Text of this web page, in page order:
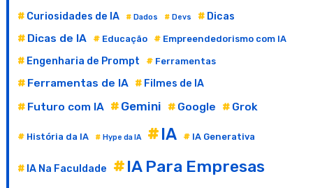
Curiosidades de IA Dados Devs Dicas
Dicas de IA Educação Empreendedorismo com IA
Engenharia de Prompt Ferramentas
Ferramentas de IA Filmes de IA
Futuro com IA Gemini Google Grok
História da IA Hype da IA IA IA Generativa
IA Na Faculdade IA Para Empresas